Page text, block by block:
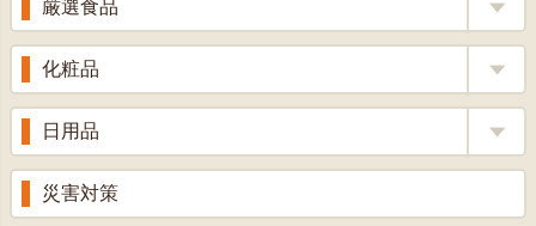
解熱鎮痛剤
せきどめ
滋養強壮
消炎鎮痛剤
ローヤルゼリー
牡蠣エキス
プロポリス
プラセンタ
漢方茶
青汁・豆乳
甘酒
健康ドリンク
厳選食品
もち麦・十六穀米
生姜
丼の素
のど飴
化粧品
美容品
スキンクリーム＆美容パック
ウオッシュ＆ソープ
日用品
入浴剤
災害対策